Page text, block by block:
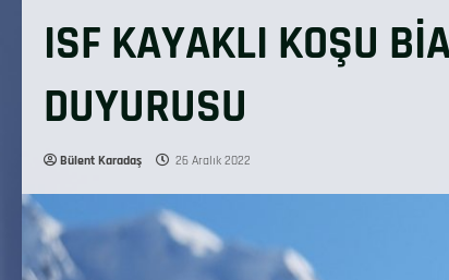
ISF KAYAKLI KOŞU
DUYURUSU
Bülent Karadaş 26 Aralık 2022